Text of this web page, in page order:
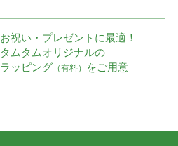
お祝い・プレゼントに最適！
タムタムオリジナルの
ラッピング （有料） をご用意